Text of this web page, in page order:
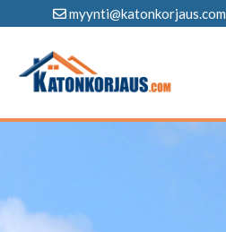
sisältöön
myynti@katonkorjaus.com